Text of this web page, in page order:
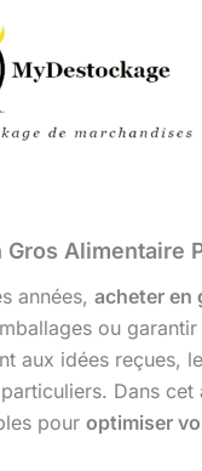
Gros Alimentaire
années, acheter en
ou garantir
aux idées reçues, le
Dans
pour optimiser